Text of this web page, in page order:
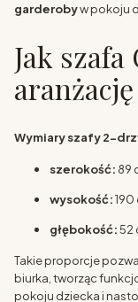
garderobyw pokoju
Jak
Wymiary szafy 2-
szerokość: 89
wysokość:190
głębokość:52
Takie proporcje
biurka, tworząc
pokoju dziecka i